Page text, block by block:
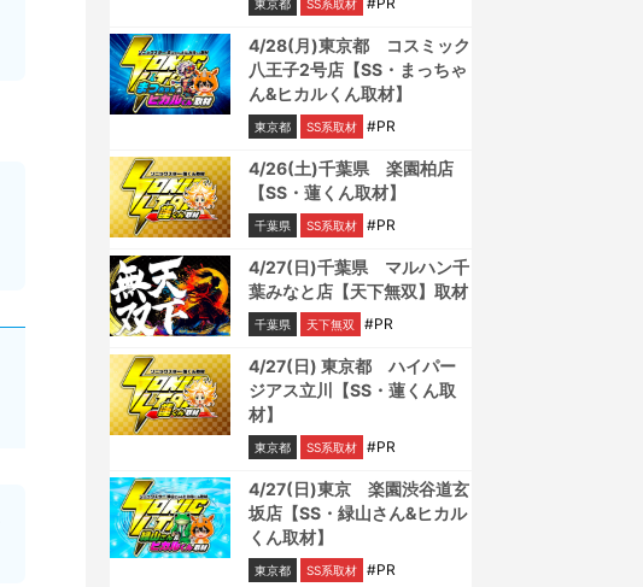
東京都 SS系取材
4/28(月)東京都 コスミック
八王子2号店【SS・まっちゃ
ん&ヒカルくん取材】
東京都 SS系取材 #PR
4/26(土)千葉県 楽園柏店
【SS・蓮くん取材】
千葉県 SS系取材 #PR
4/27(日)千葉県 マルハン千
葉みなと店【天下無双】取材
千葉県 天下無双 #PR
4/27(日) 東京都 ハイパー
ジアス立川【SS・蓮くん取
材】
東京都 SS系取材 #PR
4/27(日)東京 楽園渋谷道玄
坂店【SS・緑山さん&ヒカル
くん取材】
東京都 SS系取材 #PR